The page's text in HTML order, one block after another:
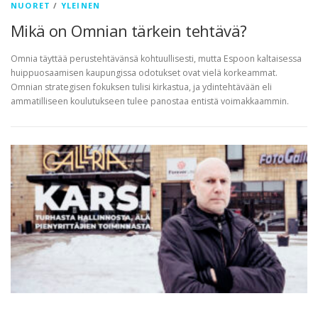
NUORET / YLEINEN
Mikä on Omnian tärkein tehtävä?
Omnia täyttää perustehtävänsä kohtuullisesti, mutta Espoon kaltaisessa
huippuosaamisen kaupungissa odotukset ovat vielä korkeammat.
Omnian strategisen fokuksen tulisi kirkastua, ja ydintehtävään eli
ammatilliseen koulutukseen tulee panostaa entistä voimakkaammin.